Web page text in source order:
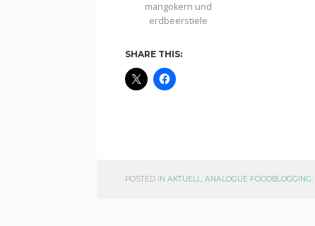
mangokern und
erdbeerstiele
SHARE THIS:
POSTED IN AKTUELL, ANALOGUE FOODBLOGGING,